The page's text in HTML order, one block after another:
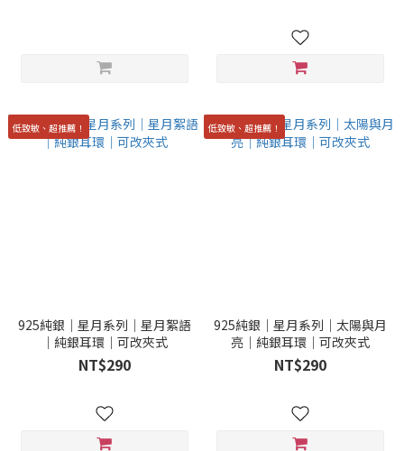
低致敏、超推薦！
925純銀｜星月系列｜星月絮語
｜純銀耳環｜可改夾式
NT$290
低致敏、超推薦！
925純銀｜星月系列｜太陽與月
亮｜純銀耳環｜可改夾式
NT$290